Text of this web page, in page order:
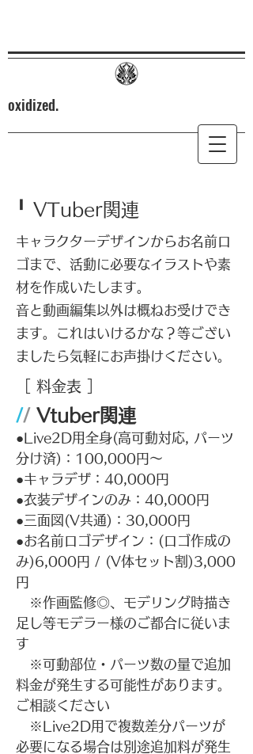
oxidized.
╹ VTuber関連
キャラクターデザインからお名前ロ
ゴまで、活動に必要なイラストや素
材を作成いたします。
​音と動画編集以外は概ねお受けでき
ます。これはいけるかな？等ござい
ましたら気軽にお声掛けください。
​［ 料金表
// Vtuber関連
●Live2D用全身(高可動対応, パーツ
分け済)：100,000円～
●キャラデザ：40,000円
●衣装デザインのみ：40,000円
●三面図(V共通)：30,000円
●お名前ロゴデザイン：(ロゴ作成の
み)6,000円 / (V体セット割)3,000
円
​ ※作画監修◎、モデリング時描き
足し等モデラー様のご都合に従いま
す
​ ※可動部位・パーツ数の量で追加
料金が発生する可能性があります。
ご相談ください
※Live2D用で複数差分パーツが
必要になる場合は別途追加料が発生